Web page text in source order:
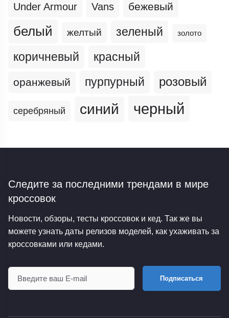
Under Armour Vans бежевый
белый желтый зеленый золото
коричневый красный
оранжевый пурпурный розовый
серебряный синий черный
Следите за последними трендами в мире
кроссовок
Новости, обзоры, тесты кроссовок и кед. Так же вы
можете узнать даты релизов моделей, как ухаживать за
кроссовками или кедами.
Подписаться